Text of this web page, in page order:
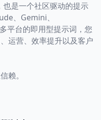
是一个社区驱动的提示
、Gemini、
平台的即用型提示词，您
运营、效率提升以及客户
赖。